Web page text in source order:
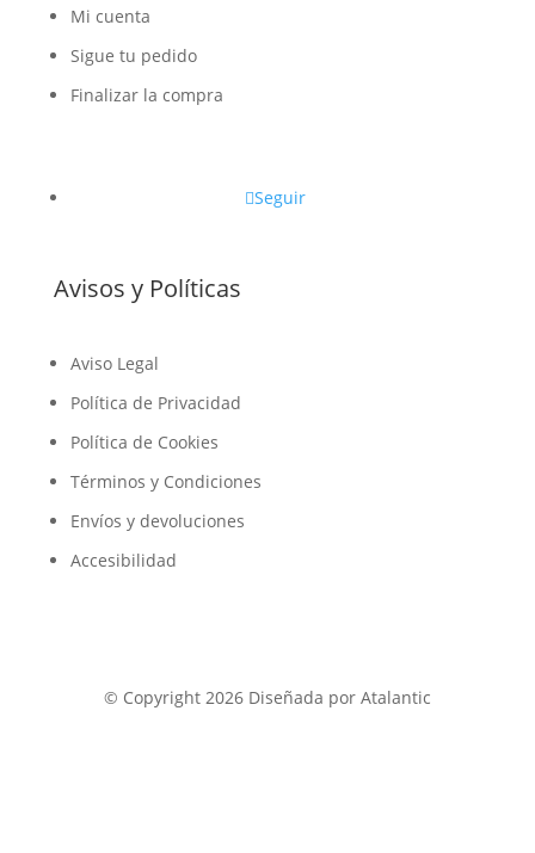
Mi cuenta
Sigue tu pedido
Finalizar la compra
Seguir
Avisos y Políticas
Aviso Legal
Política de Privacidad
Política de Cookies
Términos y Condiciones
Envíos y devoluciones
Accesibilidad
© Copyright 2026 Diseñada por Atalantic